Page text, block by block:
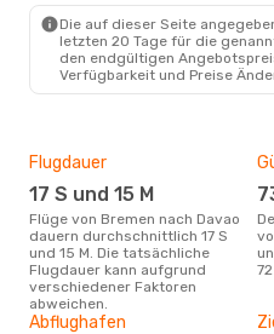
2 Zwischenstopps
DVO- BRE
Die auf dieser Seite
letzten 20 Tage für die
den endgültigen
Verfügbarkeit und Preise
Flugdauer
17 S und 15 M
Flüge von Bremen nach Davao
dauern durchschnittlich 17 S
und 15 M. Die tatsächliche
Flugdauer kann aufgrund
verschiedener Faktoren
abweichen.
Der günstigste einfache Flug
Abflughafen